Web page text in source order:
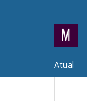
Atual